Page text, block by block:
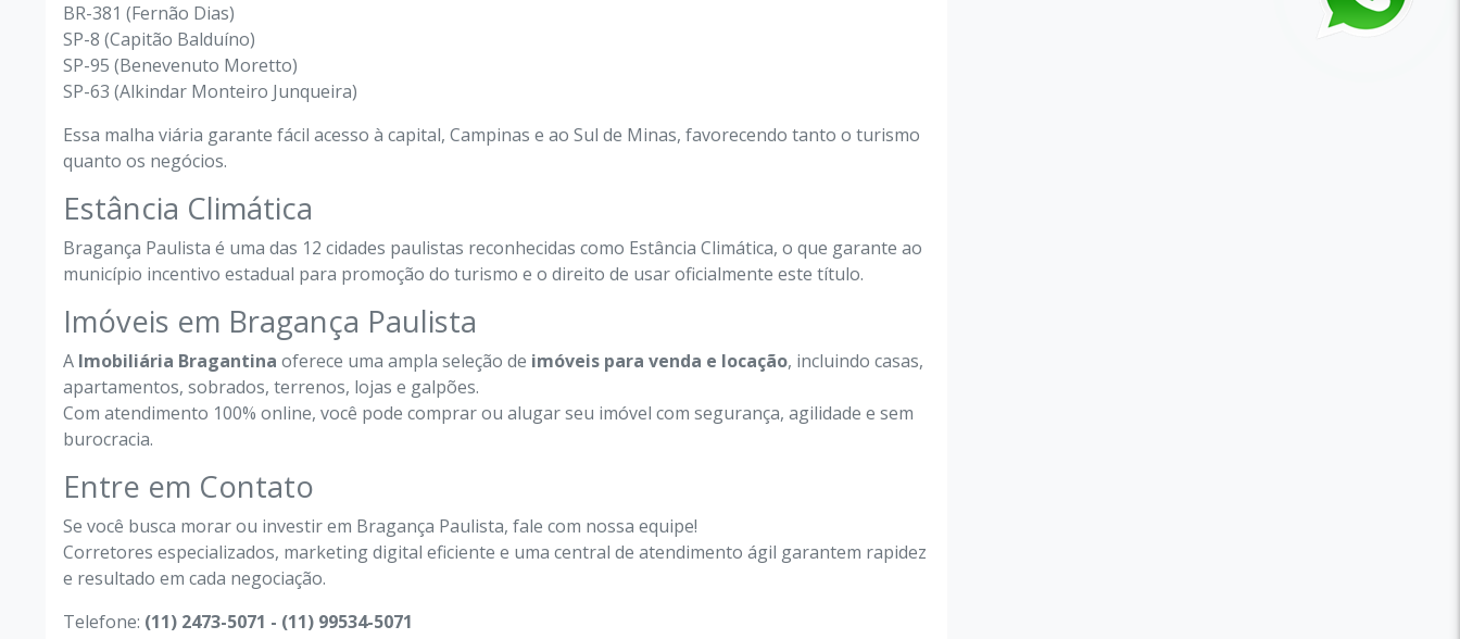
BR-381 (Fernão Dias)
SP-8 (Capitão Balduíno)
SP-95 (Benevenuto Moretto)
SP-63 (Alkindar Monteiro Junqueira)
Essa malha viária garante fácil acesso à capital, Campinas e ao Sul de Minas, favorecendo tanto o turismo
quanto os negócios.
Estância Climática
Bragança Paulista é uma das 12 cidades paulistas reconhecidas como Estância Climática, o que garante ao
município incentivo estadual para promoção do turismo e o direito de usar oficialmente este título.
Imóveis em Bragança Paulista
A Imobiliária Bragantina oferece uma ampla seleção de imóveis para venda e locação, incluindo casas,
apartamentos, sobrados, terrenos, lojas e galpões.
Com atendimento 100% online, você pode comprar ou alugar seu imóvel com segurança, agilidade e sem
burocracia.
Entre em Contato
Se você busca morar ou investir em Bragança Paulista, fale com nossa equipe!
Corretores especializados, marketing digital eficiente e uma central de atendimento ágil garantem rapidez
e resultado em cada negociação.
Telefone: (11) 2473-5071 - (11) 99534-5071